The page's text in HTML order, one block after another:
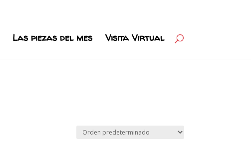
Las piezas del mes Visita Virtual